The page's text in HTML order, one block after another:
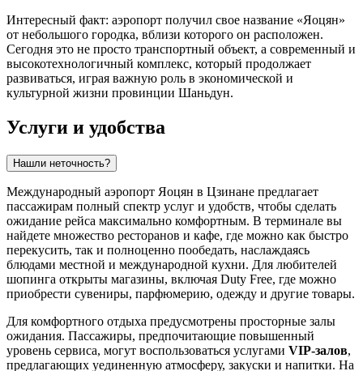
Интересный факт: аэропорт получил свое название «Яоцян»
от небольшого городка, вблизи которого он расположен.
Сегодня это не просто транспортный объект, а современный и
высокотехнологичный комплекс, который продолжает
развиваться, играя важную роль в экономической и
культурной жизни провинции Шаньдун.
Услуги и удобства
Нашли неточность?
Международный аэропорт Яоцян в Цзинане предлагает
пассажирам полный спектр услуг и удобств, чтобы сделать
ожидание рейса максимально комфортным. В терминале вы
найдете множество ресторанов и кафе, где можно как быстро
перекусить, так и полноценно пообедать, наслаждаясь
блюдами местной и международной кухни. Для любителей
шопинга открыты магазины, включая Duty Free, где можно
приобрести сувениры, парфюмерию, одежду и другие товары.
Для комфортного отдыха предусмотрены просторные залы
ожидания. Пассажиры, предпочитающие повышенный
уровень сервиса, могут воспользоваться услугами VIP-залов,
предлагающих уединенную атмосферу, закуски и напитки. На